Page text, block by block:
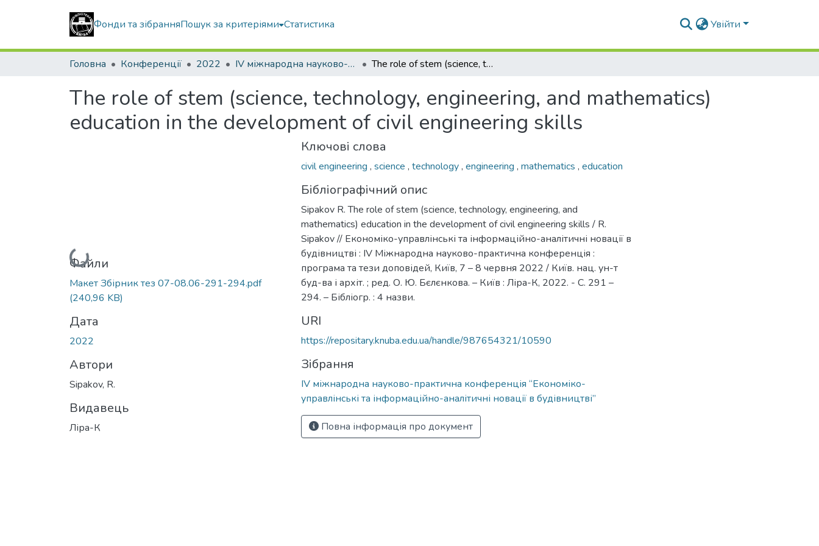
Фонди та зібранняПошук за критеріями Статистика Увійти
Головна Конференції 2022 IV міжнародна науково-практична конференція “Економіко-управлінські та інформаційно-аналітичні новації в будівництві” The role of stem (science, technology, engineering, and mathematics) education in the development of civil engineering skills
The role of stem (science, technology, engineering, and mathematics)
education in the development of civil engineering skills
Вантажиться...
Файли
Макет Збірник тез 07-08.06-291-294.pdf
(240,96 KB)
Дата
2022
Автори
Sipakov, R.
Видавець
Ліра-К
Ключові слова
civil engineering , science , technology, engineering , mathematics , education
Бібліографічний опис
Sipakov R. The role of stem (science, technology, engineering, and
mathematics) education in the development of civil engineering skills / R.
Sipakov // Економіко-управлінські та інформаційно-аналітичні новації в
будівництві : IV Міжнародна науково-практична конференція :
програма та тези доповідей, Київ, 7 – 8 червня 2022 / Київ. нац. ун-т
буд-ва і архіт. ; ред. О. Ю. Бєлєнкова. – Київ : Ліра-К, 2022. - С. 291 –
294. – Бібліогр. : 4 назви.
URI
https://repositary.knuba.edu.ua/handle/987654321/10590
Зібрання
IV міжнародна науково-практична конференція “Економіко-
управлінські та інформаційно-аналітичні новації в будівництві”
Повна інформація про документ